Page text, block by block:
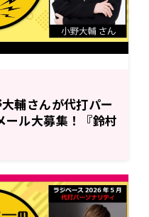
輔さんが代打パー
ール大募集！『鈴村